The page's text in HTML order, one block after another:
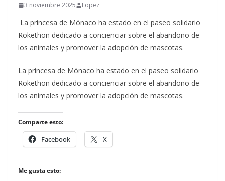
3 noviembre 2025 Lopez
La princesa de Mónaco ha estado en el paseo solidario
Rokethon dedicado a concienciar sobre el abandono de
los animales y promover la adopción de mascotas.
​La princesa de Mónaco ha estado en el paseo solidario
Rokethon dedicado a concienciar sobre el abandono de
los animales y promover la adopción de mascotas.
Comparte esto:
Facebook X
Me gusta esto: